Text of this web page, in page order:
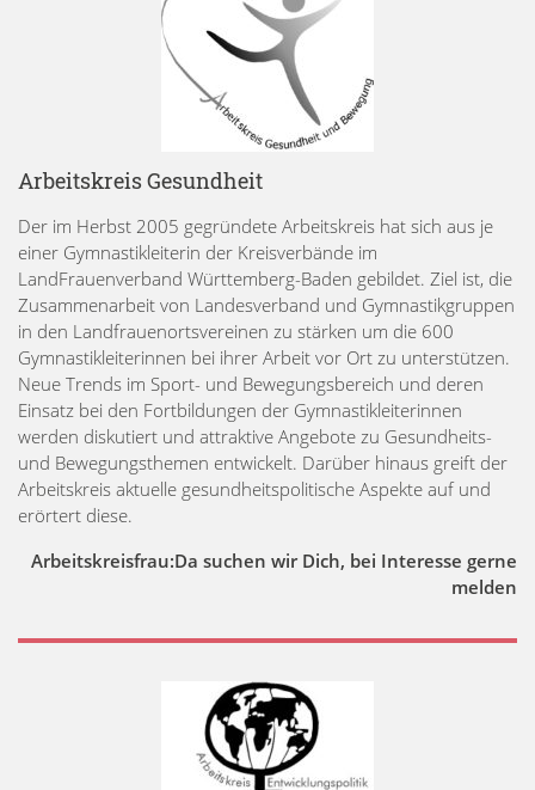
Arbeitskreis Gesundheit
Der im Herbst 2005 gegründete Arbeitskreis hat sich aus je
einer Gymnastikleiterin der Kreisverbände im
LandFrauenverband Württemberg-Baden gebildet. Ziel ist, die
Zusammenarbeit von Landesverband und Gymnastikgruppen
in den Landfrauenortsvereinen zu stärken um die 600
Gymnastikleiterinnen bei ihrer Arbeit vor Ort zu unterstützen.
Neue Trends im Sport- und Bewegungsbereich und deren
Einsatz bei den Fortbildungen der Gymnastikleiterinnen
werden diskutiert und attraktive Angebote zu Gesundheits-
und Bewegungsthemen entwickelt. Darüber hinaus greift der
Arbeitskreis aktuelle gesundheitspolitische Aspekte auf und
erörtert diese.
Arbeitskreisfrau:Da suchen wir Dich, bei Interesse gerne
melden